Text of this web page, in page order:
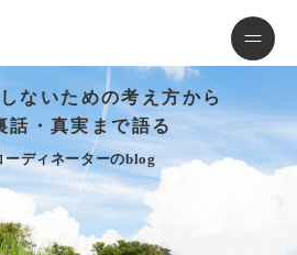
ないための考え方から
話・真実まで語る
ーディネーターのblog